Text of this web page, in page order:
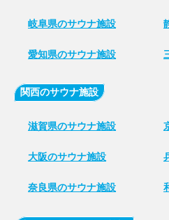
岐阜県のサウナ施設
愛知県のサウナ施設
関西のサウナ施設
滋賀県のサウナ施設
大阪のサウナ施設
奈良県のサウナ施設